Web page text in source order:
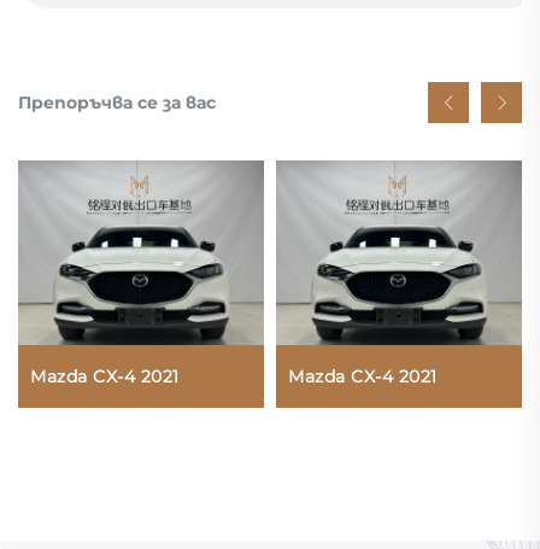
Препоръчва се за вас
Mazda CX-4 2021 Mazda CX-4 2021